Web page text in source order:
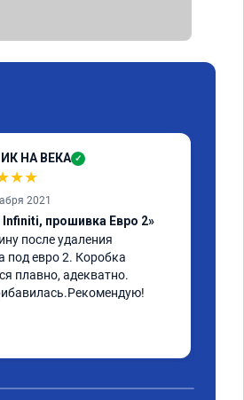
НА ВЕКА ✓
★★
2021
прошивка Евро 2»
после удаления
под евро 2. Коробка
плавно, адекватно.